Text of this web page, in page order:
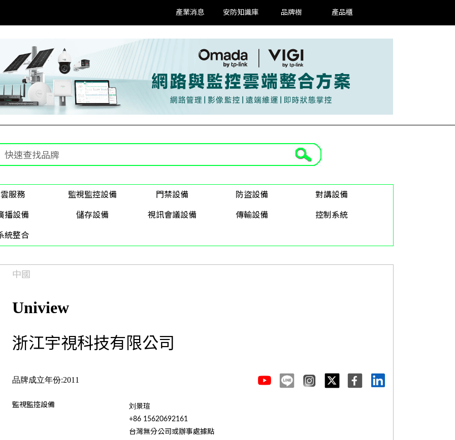
產業消息 安防知識庫 品牌樹 產品櫃
雲服務 監視監控設備 門禁設備 防盜設備
對講設備
播設備
儲存設備 視訊會議設備 傳輸設備
控制系統
統整合
中國
Uniview
浙江宇視科技有限公司
品牌成立年份:2011
監視監控設備
刘景瑄
+86 15620692161
台灣無分公司或辦事處據點